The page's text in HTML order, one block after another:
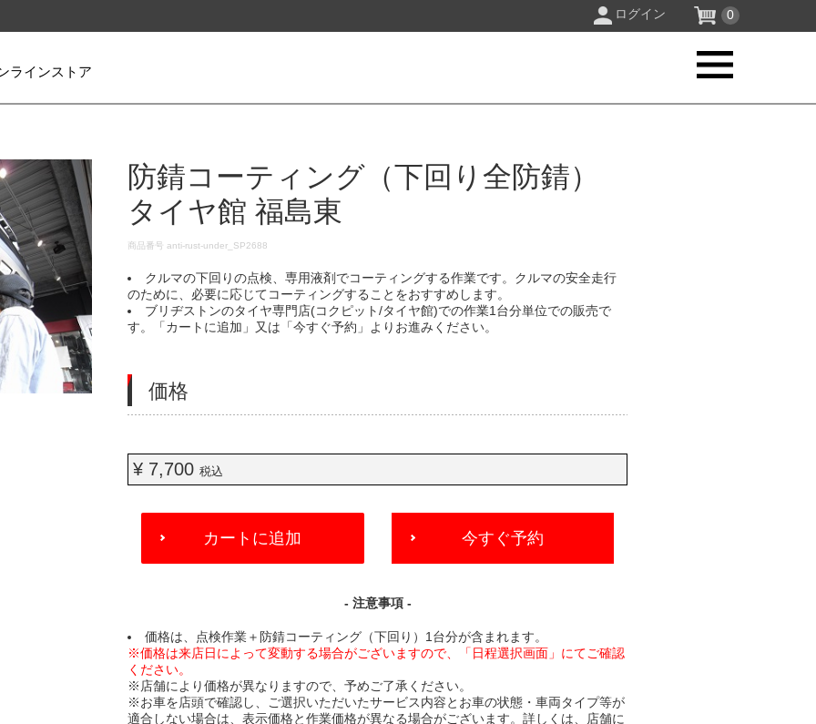
ログイン 0
ラインストア
防錆コーティング（下回り全防錆）
タイヤ館 福島東
DETAILS
商品番号anti-rust-under_SP2688
クルマの下回りの点検、専用液剤でコーティングする作業です。クルマの安全走行
のために、必要に応じてコーティングすることをおすすめします。
ブリヂストンのタイヤ専門店(コクピット/タイヤ館)での作業1台分単位での販売で
す。「カートに追加」又は「今すぐ予約」よりお進みください。
価格
¥ 7,700税込
ADD
CART
カートに追加 今すぐ予約
- 注意事項 -
価格は、点検作業＋防錆コーティング（下回り）1台分が含まれます。
※価格は来店日によって変動する場合がございますので、「日程選択画面」にてご確認
ください。
※店舗により価格が異なりますので、予めご了承ください。
※お車を店頭で確認し、ご選択いただいたサービス内容とお車の状態・車両タイプ等が
適合しない場合は、表示価格と作業価格が異なる場合がございます。詳しくは、店舗に